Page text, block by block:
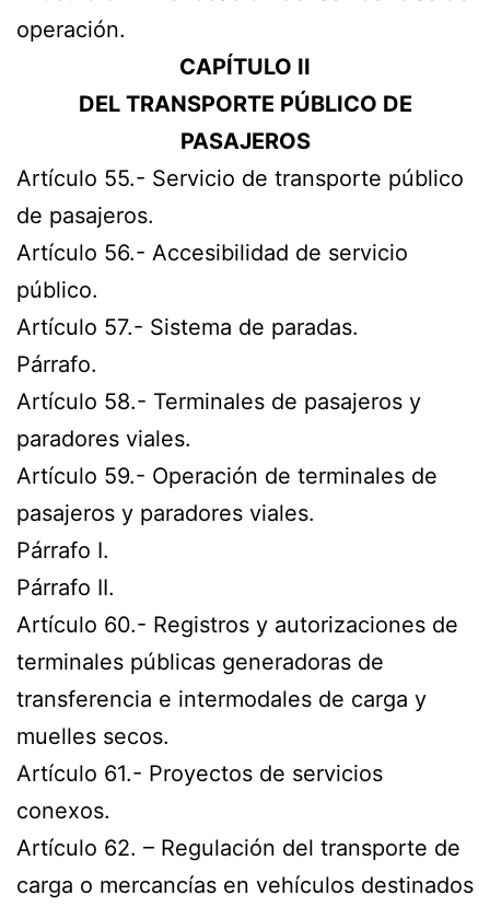
operación.
CAPÍTULO II
DEL TRANSPORTE PÚBLICO DE
PASAJEROS
Artículo 55.- Servicio de transporte público
de pasajeros.
Artículo 56.- Accesibilidad de servicio
público.
Artículo 57.- Sistema de paradas.
Párrafo.
Artículo 58.- Terminales de pasajeros y
paradores viales.
Artículo 59.- Operación de terminales de
pasajeros y paradores viales.
Párrafo I.
Párrafo II.
Artículo 60.- Registros y autorizaciones de
terminales públicas generadoras de
transferencia e intermodales de carga y
muelles secos.
Artículo 61.- Proyectos de servicios
conexos.
Artículo 62. – Regulación del transporte de
carga o mercancías en vehículos destinados